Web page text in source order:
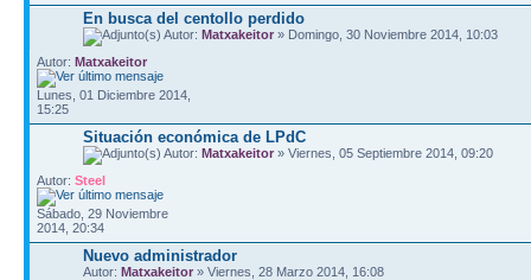
En busca del centollo perdido
Autor: Matxakeitor » Domingo, 30 Noviembre 2014, 10:03
Autor: Matxakeitor
Lunes, 01 Diciembre 2014,
15:25
Situación económica de LPdC
Autor: Matxakeitor » Viernes, 05 Septiembre 2014, 09:20
Autor: Steel
Sábado, 29 Noviembre
2014, 20:34
Nuevo administrador
Autor: Matxakeitor » Viernes, 28 Marzo 2014, 16:08